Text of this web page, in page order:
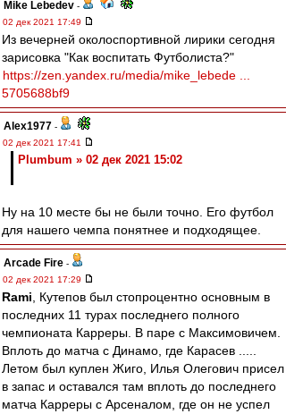
Mike Lebedev -
02 дек 2021 17:49
Из вечерней околоспортивной лирики сегодня
зарисовка "Как воспитать Футболиста?"
https://zen.yandex.ru/media/mike_lebede ...
5705688bf9
Alex1977 -
02 дек 2021 17:41
Plumbum » 02 дек 2021 15:02
Ну на 10 месте бы не были точно. Его футбол
для нашего чемпа понятнее и подходящее.
Arcade Fire -
02 дек 2021 17:29
Rami , Кутепов был стопроцентно основным в
последних 11 турах последнего полного
чемпионата Карреры. В паре с Максимовичем.
Вплоть до матча с Динамо, где Карасев .....
Летом был куплен Жиго, Илья Олегович присел
в запас и оставался там вплоть до последнего
матча Карреры с Арсеналом, где он не успел